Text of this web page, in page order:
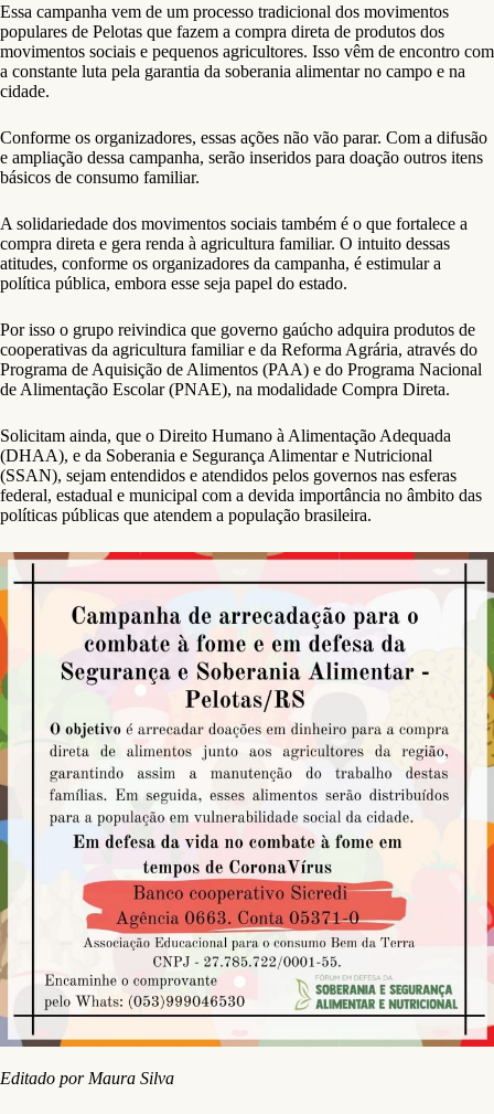
Essa campanha vem de um processo tradicional dos movimentos
populares de Pelotas que fazem a compra direta de produtos dos
movimentos sociais e pequenos agricultores. Isso vêm de encontro com
a constante luta pela garantia da soberania alimentar no campo e na
cidade.
Conforme os organizadores, essas ações não vão parar. Com a difusão
e ampliação dessa campanha, serão inseridos para doação outros itens
básicos de consumo familiar.
A solidariedade dos movimentos sociais também é o que fortalece a
compra direta e gera renda à agricultura familiar. O intuito dessas
atitudes, conforme os organizadores da campanha, é estimular a
política pública, embora esse seja papel do estado.
Por isso o grupo reivindica que governo gaúcho adquira produtos de
cooperativas da agricultura familiar e da Reforma Agrária, através do
Programa de Aquisição de Alimentos (PAA) e do Programa Nacional
de Alimentação Escolar (PNAE), na modalidade Compra Direta.
Solicitam ainda, que o Direito Humano à Alimentação Adequada
(DHAA), e da Soberania e Segurança Alimentar e Nutricional
(SSAN), sejam entendidos e atendidos pelos governos nas esferas
federal, estadual e municipal com a devida importância no âmbito das
políticas públicas que atendem a população brasileira.
Editado por Maura Silva